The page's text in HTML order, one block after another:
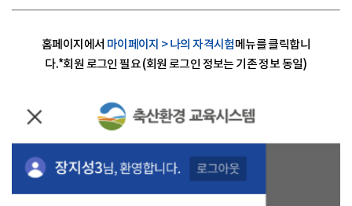
홈페이지에서 마이페이지 > 나의 자격시험메뉴를 클릭합니
다.*회원 로그인 필요 (회원 로그인 정보는 기존 정보 동일)